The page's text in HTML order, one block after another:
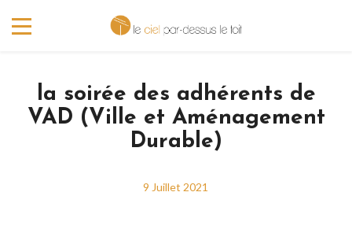
la soirée des adhérents de
VAD (Ville et Aménagement
Durable)
9 Juillet 2021